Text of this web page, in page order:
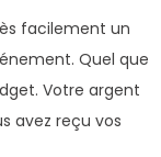
facilement un
Quel que
Votre argent
avez reçu vos